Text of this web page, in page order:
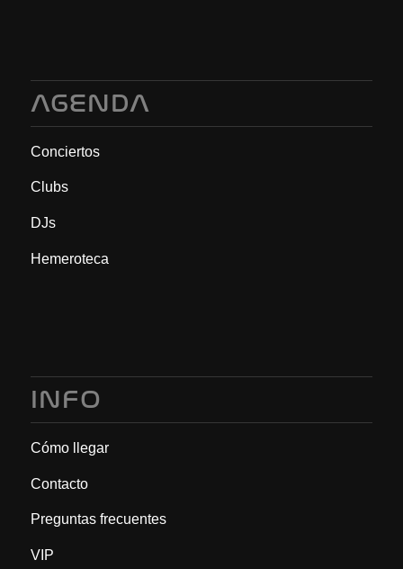
AGENDA
Conciertos
Clubs
DJs
Hemeroteca
INFO
Cómo llegar
Contacto
Preguntas frecuentes
VIP